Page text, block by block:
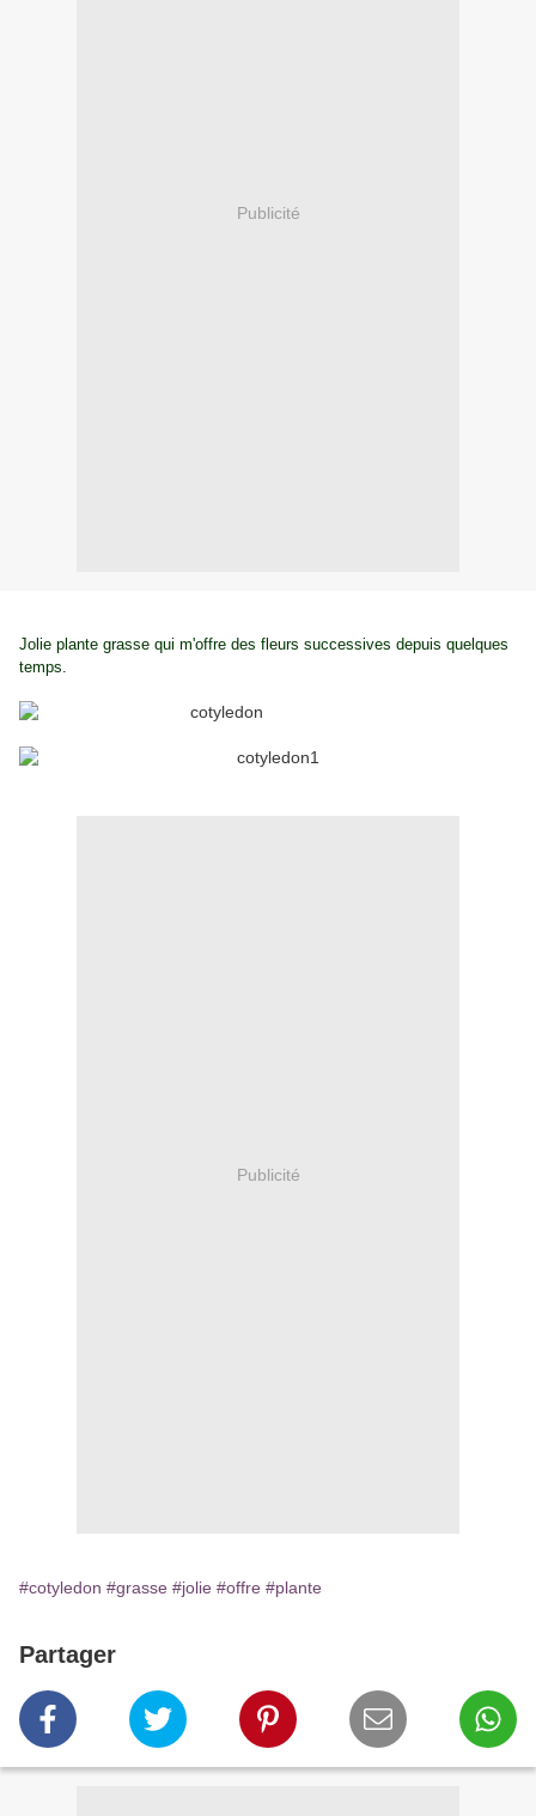
Publicité
Jolie plante grasse qui m'offre des fleurs successives depuis quelques
temps.
Publicité
#cotyledon #grasse #jolie #offre #plante
Partager